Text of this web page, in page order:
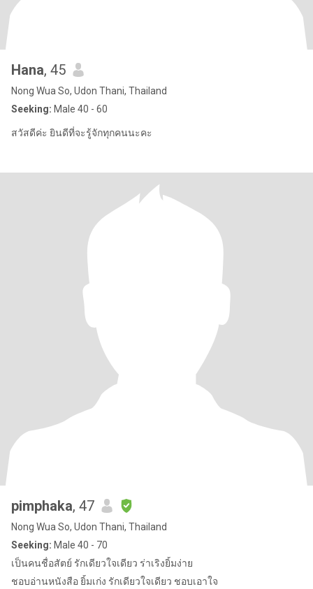
Hana, 45
Nong Wua So, Udon Thani, Thailand
Seeking: Male 40 - 60
สวัสดีค่ะ ยินดีที่จะรู้จักทุกคนนะคะ
pimphaka, 47
Nong Wua So, Udon Thani, Thailand
Seeking: Male 40 - 70
เป็นคนชื่อสัตย์ รักเดียวใจเดียว ร่าเริงยิ้มง่าย
ชอบอ่านหนังสือ ยิ้มเก่ง รักเดียวใจเดียว ชอบเอาใจ